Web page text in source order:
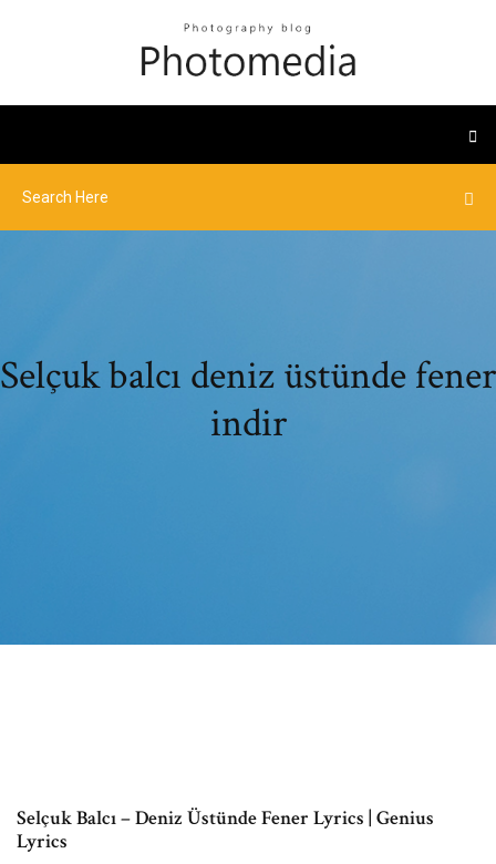
Selçuk balcı deniz üstünde fener
indir
Selçuk Balcı – Deniz Üstünde Fener Lyrics | Genius
Lyrics